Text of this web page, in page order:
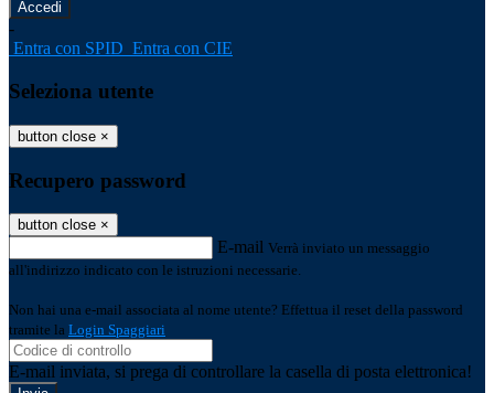
-
Entra con SPID Entra con CIE
Seleziona utente
button close ×
Recupero password
button close ×
E-mail Verrà inviato un messaggio
all'indirizzo indicato con le istruzioni necessarie.
Non hai una e-mail associata al nome utente? Effettua il reset della password
tramite la Login Spaggiari
E-mail inviata, si prega di controllare la casella di posta elettronica!